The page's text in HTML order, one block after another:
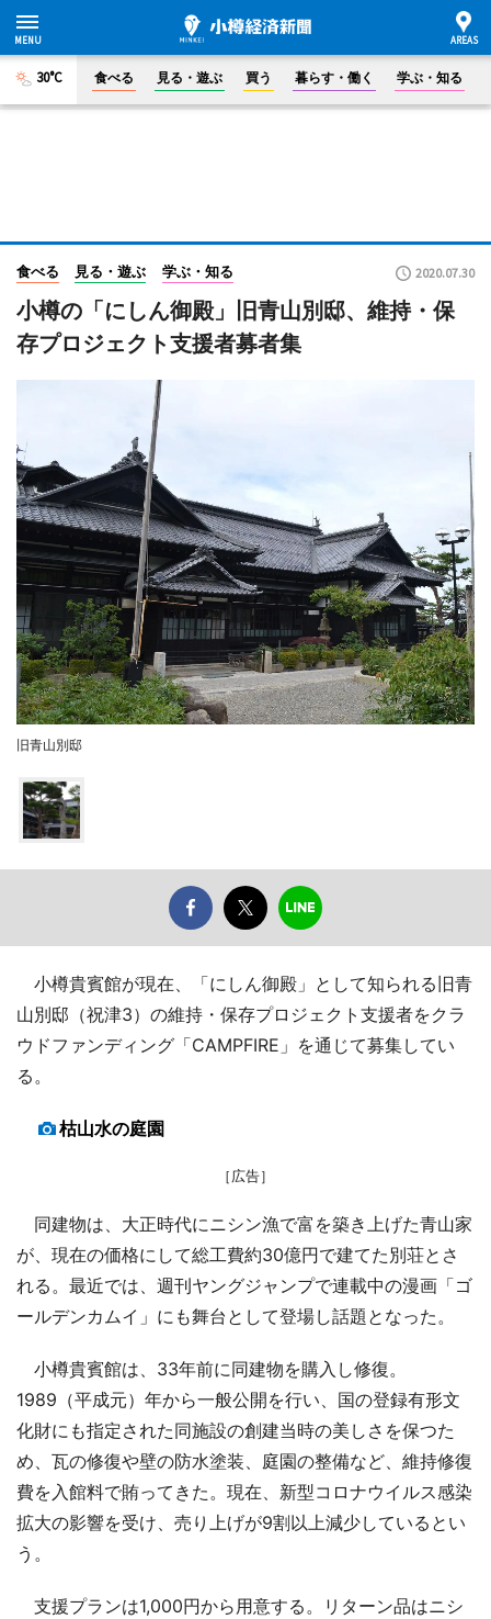
30°C 食べる 見る・遊ぶ 買う 暮らす・働く 学ぶ・知る
食べる 見る・遊ぶ 学ぶ・知る 2020.07.30
小樽の「にしん御殿」旧青山別邸、維持・保
存プロジェクト支援者募者集
旧青山別邸
小樽貴賓館が現在、「にしん御殿」として知られる旧青
山別邸（祝津3）の維持・保存プロジェクト支援者をクラ
ウドファンディング「CAMPFIRE」を通じて募集してい
る。
枯山水の庭園
［広告］
同建物は、大正時代にニシン漁で富を築き上げた青山家
が、現在の価格にして総工費約30億円で建てた別荘とさ
れる。最近では、週刊ヤングジャンプで連載中の漫画「ゴ
ールデンカムイ」にも舞台として登場し話題となった。
小樽貴賓館は、33年前に同建物を購入し修復。
1989（平成元）年から一般公開を行い、国の登録有形文
化財にも指定された同施設の創建当時の美しさを保つた
め、瓦の修復や壁の防水塗装、庭園の整備など、維持修復
費を入館料で賄ってきた。現在、新型コロナウイルス感染
拡大の影響を受け、売り上げが9割以上減少しているとい
う。
支援プランは1,000円から用意する。リターン品はニシ